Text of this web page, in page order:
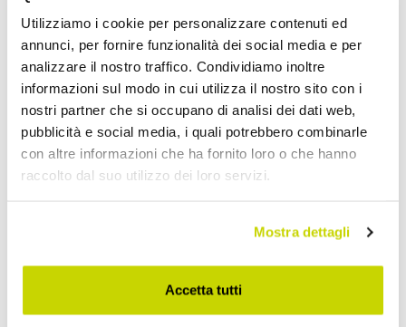
Utilizziamo i cookie per personalizzare contenuti ed
annunci, per fornire funzionalità dei social media e per
analizzare il nostro traffico. Condividiamo inoltre
informazioni sul modo in cui utilizza il nostro sito con i
nostri partner che si occupano di analisi dei dati web,
pubblicità e social media, i quali potrebbero combinarle
con altre informazioni che ha fornito loro o che hanno
raccolto dal suo utilizzo dei loro servizi.
Mostra dettagli
Accetta tutti